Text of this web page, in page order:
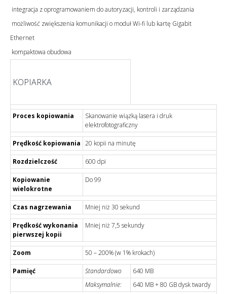
integracja z oprogramowaniem do autoryzacji, kontroli i zarządzania
możliwość zwiększenia komunikacji o moduł Wi-fi lub kartę Gigabit
Ethernet
kompaktowa obudowa
KOPIARKA
Proces kopiowania
Skanowanie wiązką lasera i druk
elektrofotograficzny
Prędkość kopiowania 20 kopii na minutę
Rozdzielczość 600 dpi
Kopiowanie
wielokrotne
Do 99
Czas nagrzewania Mniej niż 30 sekund
Prędkość wykonania
pierwszej kopii
Mniej niż 7,5 sekundy
Zoom 50 – 200% (w 1% krokach)
Pamięć Standardowo
640 MB
Maksymalnie:
640 MB + 80 GB dysk twardy